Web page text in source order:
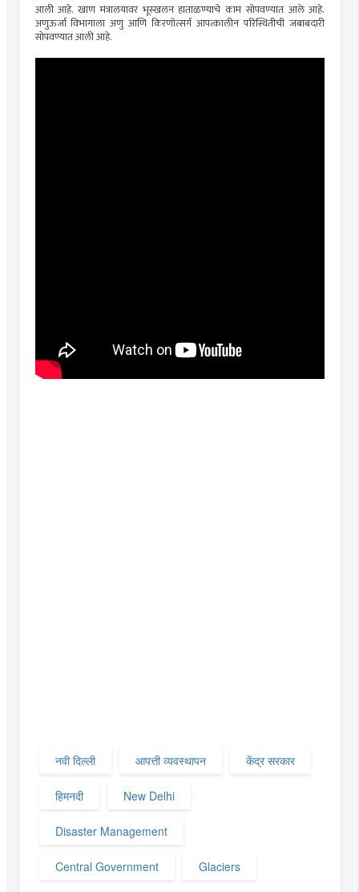
आली आहे. खाण मंत्रालयावर भूस्खलन हाताळण्याचे काम सोपवण्यात आले आहे.
अणुऊर्जा विभागाला अणु आणि किरणोत्सर्ग आपत्कालीन परिस्थितीची जबाबदारी
सोपवण्यात आली आहे.
नवी दिल्ली आपत्ती व्यवस्थापन केंद्र सरकार
हिमनदी New Delhi
Disaster Management
Central Government Glaciers